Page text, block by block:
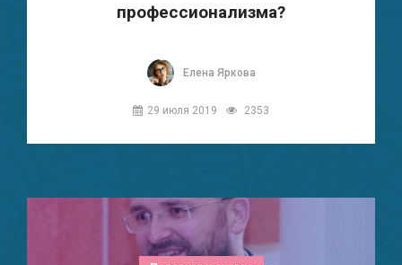
профессионализма?
Елена Яркова
29 июля 2019 2353